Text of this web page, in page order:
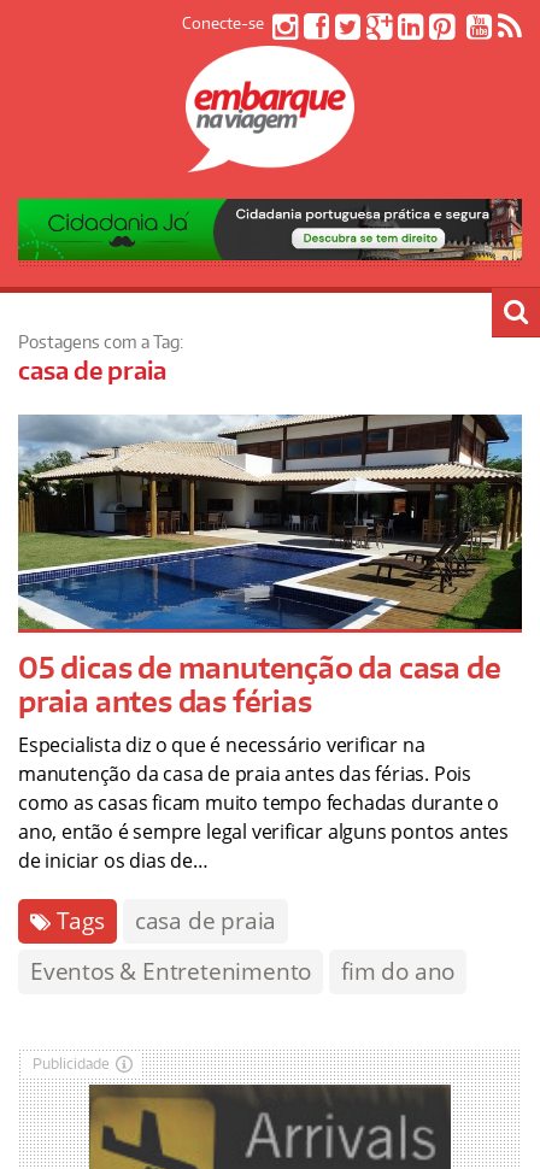
Conecte-se
Postagens com a Tag:
casa de praia
05 dicas de manutenção da casa de
praia antes das férias
Especialista diz o que é necessário verificar na
manutenção da casa de praia antes das férias. Pois
como as casas ficam muito tempo fechadas durante o
ano, então é sempre legal verificar alguns pontos antes
de iniciar os dias de…
Tags
casa de praia
Eventos & Entretenimento
fim do ano
Publicidade